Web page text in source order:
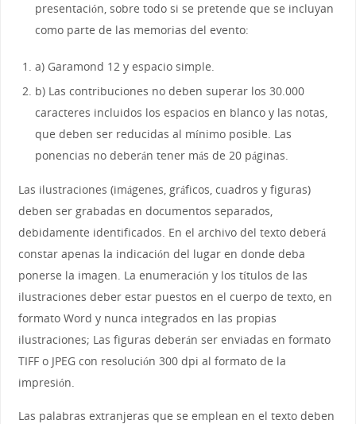
presentación, sobre todo si se pretende que se incluyan
como parte de las memorias del evento:
a) Garamond 12 y espacio simple.
b) Las contribuciones no deben superar los 30.000
caracteres incluidos los espacios en blanco y las notas,
que deben ser reducidas al mínimo posible. Las
ponencias no deberán tener más de 20 páginas.
Las ilustraciones (imágenes, gráficos, cuadros y figuras)
deben ser grabadas en documentos separados,
debidamente identificados. En el archivo del texto deberá
constar apenas la indicación del lugar en donde deba
ponerse la imagen. La enumeración y los títulos de las
ilustraciones deber estar puestos en el cuerpo de texto, en
formato Word y nunca integrados en las propias
ilustraciones; Las figuras deberán ser enviadas en formato
TIFF o JPEG con resolución 300 dpi al formato de la
impresión.
Las palabras extranjeras que se emplean en el texto deben